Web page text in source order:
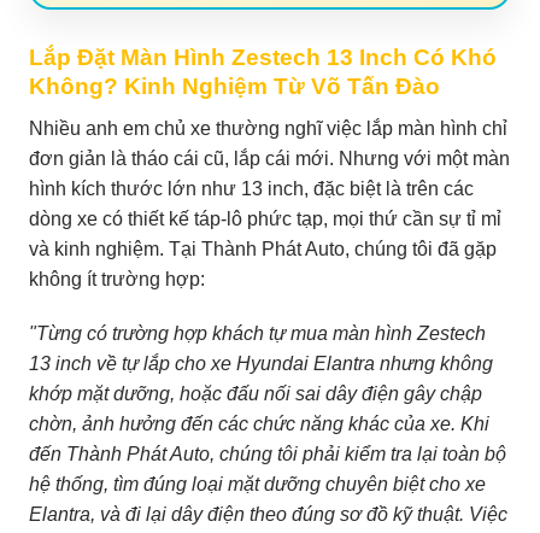
Lắp Đặt Màn Hình Zestech 13 Inch Có Khó
Không? Kinh Nghiệm Từ Võ Tấn Đào
Nhiều anh em chủ xe thường nghĩ việc lắp màn hình chỉ
đơn giản là tháo cái cũ, lắp cái mới. Nhưng với một màn
hình kích thước lớn như 13 inch, đặc biệt là trên các
dòng xe có thiết kế táp-lô phức tạp, mọi thứ cần sự tỉ mỉ
và kinh nghiệm. Tại Thành Phát Auto, chúng tôi đã gặp
không ít trường hợp:
"Từng có trường hợp khách tự mua màn hình Zestech
13 inch về tự lắp cho xe Hyundai Elantra nhưng không
khớp mặt dưỡng, hoặc đấu nối sai dây điện gây chập
chờn, ảnh hưởng đến các chức năng khác của xe. Khi
đến Thành Phát Auto, chúng tôi phải kiểm tra lại toàn bộ
hệ thống, tìm đúng loại mặt dưỡng chuyên biệt cho xe
Elantra, và đi lại dây điện theo đúng sơ đồ kỹ thuật. Việc